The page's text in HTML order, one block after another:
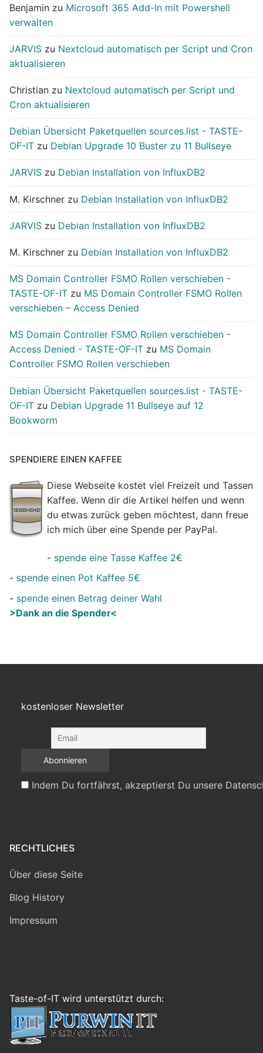
Benjamin zu Microsoft 365 Add-In mit Powershell
verwalten
JARVIS zu Nextcloud automatisch per Script und Cron
aktualisieren
Christian zu Nextcloud automatisch per Script und
Cron aktualisieren
Debian Übersicht Paketquellen sources.list - TASTE-
OF-IT zu Debian Upgrade 10 Buster zu 11 Bullseye
JARVIS zu Debian Installation von InfluxDB2
M. Kirschner zu Debian Installation von InfluxDB2
JARVIS zu Debian Installation von InfluxDB2
M. Kirschner zu Debian Installation von InfluxDB2
MS Domain Controller FSMO Rollen verschieben -
TASTE-OF-IT zu MS Domain Controller FSMO Rollen
verschieben – Access Denied
MS Domain Controller FSMO Rollen verschieben -
Access Denied - TASTE-OF-IT zu MS Domain
Controller FSMO Rollen verschieben
Debian Übersicht Paketquellen sources.list - TASTE-
OF-IT zu Debian Upgrade 11 Bullseye auf 12
Bookworm
SPENDIERE EINEN KAFFEE
Diese Webseite kostet viel Freizeit und Tassen
Kaffee. Wenn dir die Artikel helfen und wenn
du etwas zurück geben möchtest, dann freue
ich mich über eine Spende per PayPal.
- spende eine Tasse Kaffee 2€
- spende einen Pot Kaffee 5€
- spende einen Betrag deiner Wahl
>Dank an die Spender<
kostenloser Newsletter
Indem Du fortfährst, akzeptierst Du unsere
RECHTLICHES
Über diese Seite
Blog History
Impressum
Taste-of-IT wird unterstützt durch: